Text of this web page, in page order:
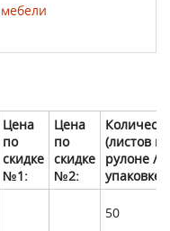
Цена
по
скидке
№1:
Цена
по
скидке
№2:
(листов в
рулоне /
упаковке):
50